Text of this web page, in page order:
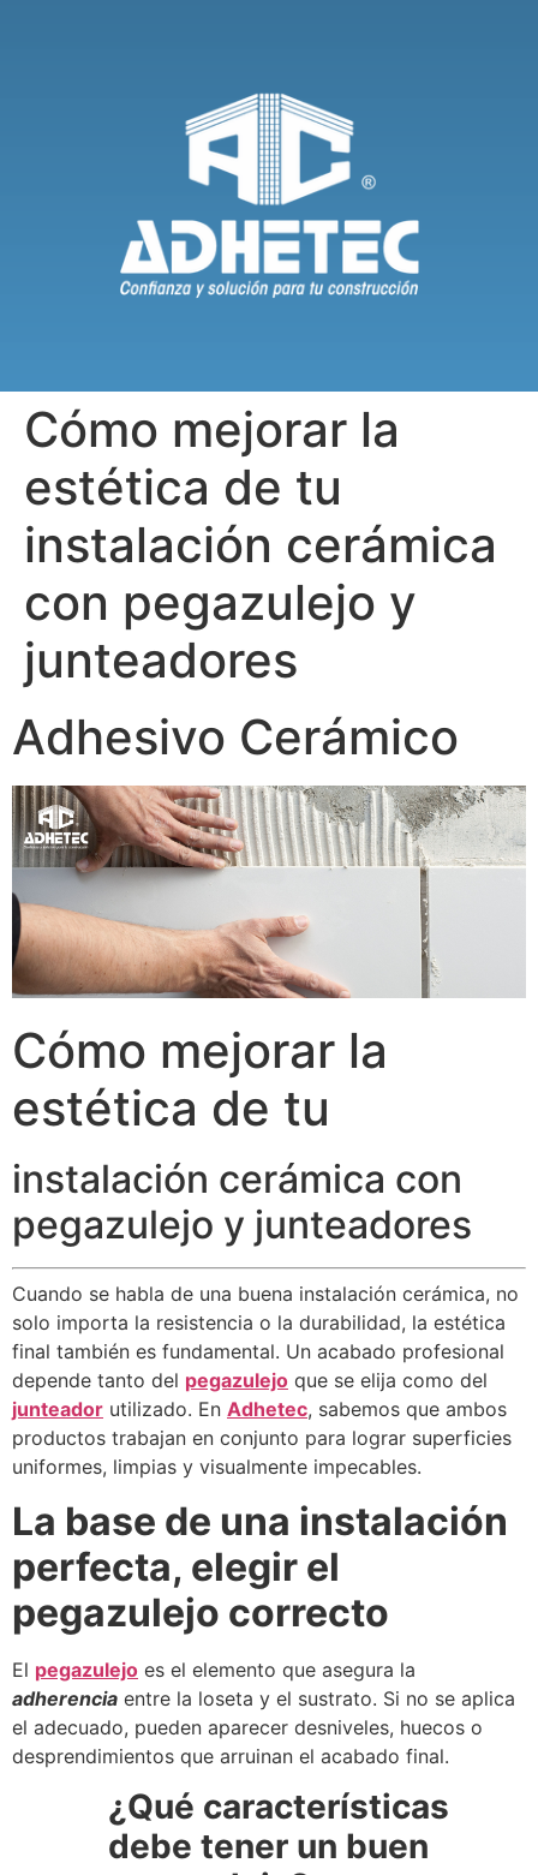
Cómo mejorar la
estética de tu
instalación cerámica
con pegazulejo y
junteadores
Adhesivo Cerámico
Cómo mejorar la
estética de tu
instalación cerámica con
pegazulejo y junteadores
Cuando se habla de una buena instalación cerámica, no
solo importa la resistencia o la durabilidad, la estética
final también es fundamental. Un acabado profesional
depende tanto del pegazulejo que se elija como del
junteador utilizado. En Adhetec, sabemos que ambos
productos trabajan en conjunto para lograr superficies
uniformes, limpias y visualmente impecables.
La base de una instalación
perfecta, elegir el
pegazulejo correcto
El pegazulejo es el elemento que asegura la
adherencia entre la loseta y el sustrato. Si no se aplica
el adecuado, pueden aparecer desniveles, huecos o
desprendimientos que arruinan el acabado final.
¿Qué características
debe tener un buen